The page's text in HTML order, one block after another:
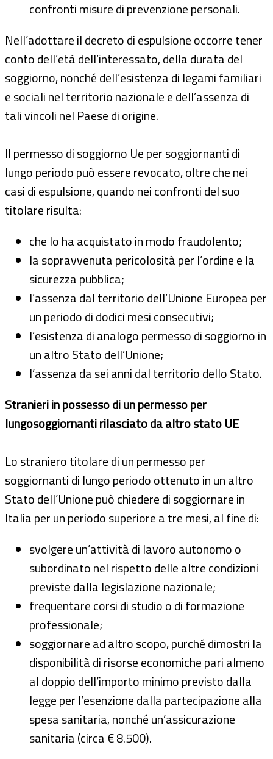
confronti misure di prevenzione personali.
Nell’adottare il decreto di espulsione occorre tener
conto dell’età dell’interessato, della durata del
soggiorno, nonché dell’esistenza di legami familiari
e sociali nel territorio nazionale e dell’assenza di
tali vincoli nel Paese di origine.
Il permesso di soggiorno Ue per soggiornanti di
lungo periodo può essere revocato, oltre che nei
casi di espulsione, quando nei confronti del suo
titolare risulta:
che lo ha acquistato in modo fraudolento;
la sopravvenuta pericolosità per l’ordine e la
sicurezza pubblica;
l’assenza dal territorio dell’Unione Europea per
un periodo di dodici mesi consecutivi;
l’esistenza di analogo permesso di soggiorno in
un altro Stato dell’Unione;
l’assenza da sei anni dal territorio dello Stato.
Stranieri in possesso di un permesso per
lungosoggiornanti rilasciato da altro stato UE
Lo straniero titolare di un permesso per
soggiornanti di lungo periodo ottenuto in un altro
Stato dell’Unione può chiedere di soggiornare in
Italia per un periodo superiore a tre mesi, al fine di:
svolgere un’attività di lavoro autonomo o
subordinato nel rispetto delle altre condizioni
previste dalla legislazione nazionale;
frequentare corsi di studio o di formazione
professionale;
soggiornare ad altro scopo, purché dimostri la
disponibilità di risorse economiche pari almeno
al doppio dell’importo minimo previsto dalla
legge per l’esenzione dalla partecipazione alla
spesa sanitaria, nonché un’assicurazione
sanitaria (circa € 8.500).